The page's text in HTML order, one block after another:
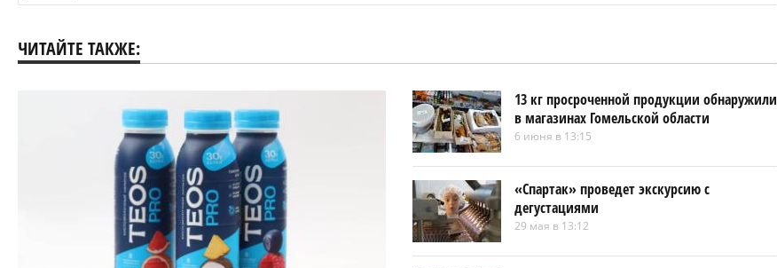
ЧИТАЙТЕ ТАКЖЕ:
13 кг просроченной продукции обнаружили
в магазинах Гомельской области
6 июня в 13:15
«Спартак» проведет экскурсию с
дегустациями
29 мая в 13:12